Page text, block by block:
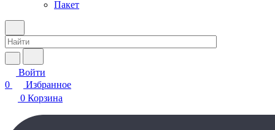
Пакет
Войти
0
Избранное
0 Корзина